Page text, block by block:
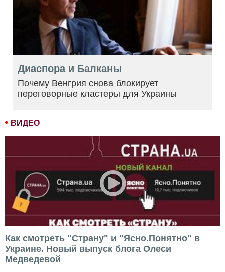
ВИДЕО
Как смотреть "Страну" и "Ясно.Понятно" в
Украине. Новый выпуск блога Олеси
Медведевой
Диаспора и Балканы
Почему Венгрия снова блокирует
переговорные кластеры для Украины